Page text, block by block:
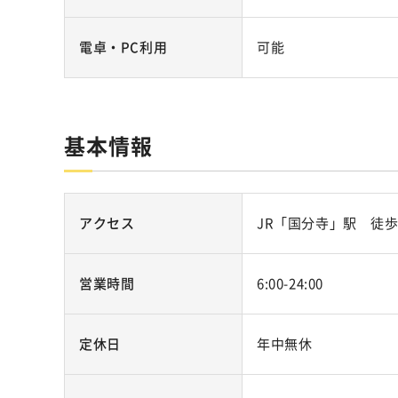
電卓・PC利用 可能
基本情報
アクセス JR「国分寺」駅 徒
営業時間 6:00-24:00
定休日 年中無休